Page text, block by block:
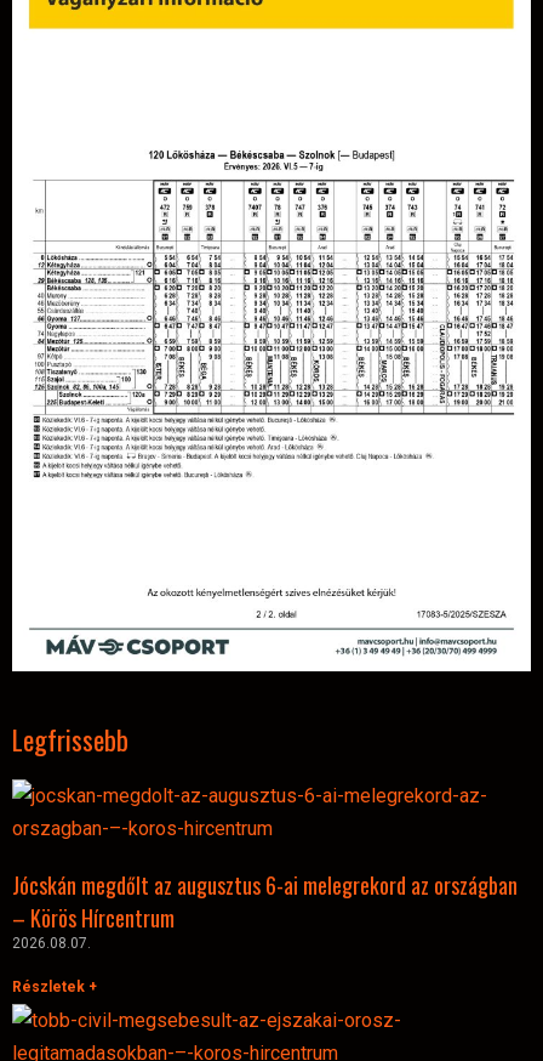
Legfrissebb
Jócskán megdőlt az augusztus 6-ai melegrekord az országban
– Körös Hírcentrum
2026.08.07.
Részletek +